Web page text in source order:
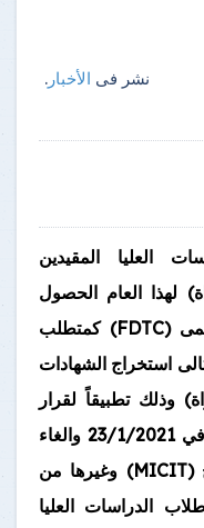
نشر فى الأخبار .
العليا المقيدين
لهذا العام الحصول
(
FDTC) كمتطلب
استخراج الشهادات
وذلك تطبيقاً لقرار
المجلس الأعلى للجامعات المنعقد في 23/1/2021 والغاء
(MICIT)
وغيرها من
الدراسات العليا